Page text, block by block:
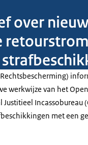
over
werkwijze van het
Incassobureau
met een